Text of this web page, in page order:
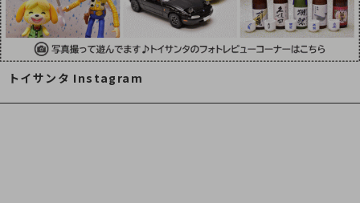
トイサンタ Instagram